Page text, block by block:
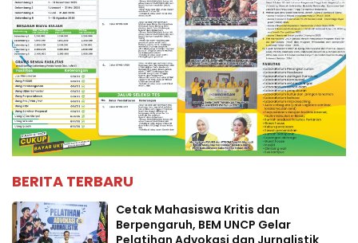
BERITA TERBARU
Cetak Mahasiswa Kritis dan
Berpengaruh, BEM UNCP Gelar